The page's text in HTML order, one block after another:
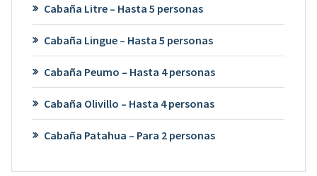
Cabaña Litre – Hasta 5 personas
Cabaña Lingue – Hasta 5 personas
Cabaña Peumo – Hasta 4 personas
Cabaña Olivillo – Hasta 4 personas
Cabaña Patahua – Para 2 personas